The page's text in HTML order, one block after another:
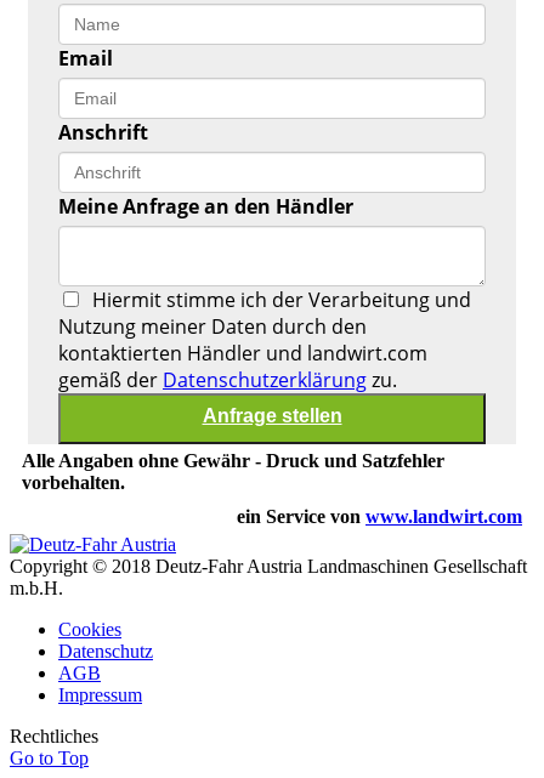
Email
Anschrift
Meine Anfrage an den Händler
Hiermit stimme ich der Verarbeitung und
Nutzung meiner Daten durch den
kontaktierten Händler und landwirt.com
gemäß der Datenschutzerklärungzu.
Alle Angaben ohne Gewähr - Druck und Satzfehler
vorbehalten.
ein Service von www.landwirt.com
Copyright © 2018 Deutz-Fahr Austria Landmaschinen Gesellschaft
m.b.H.
Cookies
Datenschutz
AGB
Impressum
Rechtliches
Go to Top